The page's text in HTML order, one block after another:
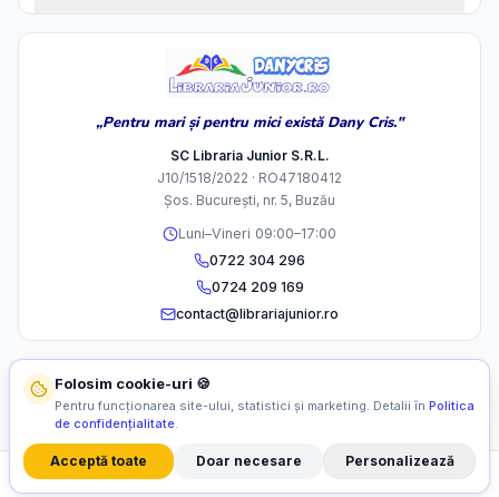
„Pentru mari și pentru mici există Dany Cris."
SC Libraria Junior S.R.L.
J10/1518/2022 · RO47180412
Șos. București, nr. 5, Buzău
Luni–Vineri 09:00–17:00
0722 304 296
0724 209 169
contact@librariajunior.ro
©2026SC Libraria Junior S.R.L. Toate drepturile rezervate.
Folosim cookie-uri 🍪
Pentru funcționarea site-ului, statistici și marketing. Detalii în Politica
de confidențialitate.
Acceptă toate Doar necesare Personalizează